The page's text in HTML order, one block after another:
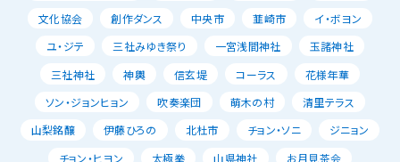
文化協会
創作ダンス 中央市 韮崎市
イ・ボヨン
ユ・ジテ
三社みゆき祭り 一宮浅間神社
玉諸神社
三社神社
神輿 信玄堤 コーラス
花様年華
ソン・ジョンヒョン
吹奏楽団 萌木の村
清里テラス
山梨銘醸
伊藤ひろの 北杜市 チョン・ソニ
ジニョン
チョン・ヒヨン
太極拳 山県神社 お月見茶会